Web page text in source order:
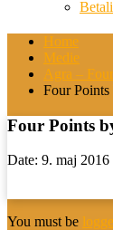
Home
Medie
Agra –
Four
Four Points
Date: 9. maj 2016
You must be